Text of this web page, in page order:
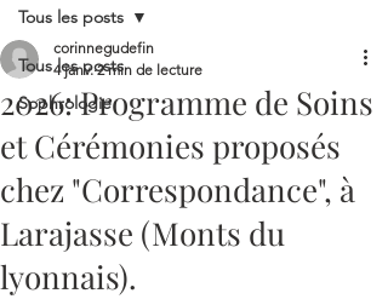
Tous les posts
Sophrologie
Tous les posts
2026: Programme de Soins
et Cérémonies proposés
chez "Correspondance", à
Larajasse (Monts du
lyonnais).
corinnegudefin
4 janv. 2 min de lecture